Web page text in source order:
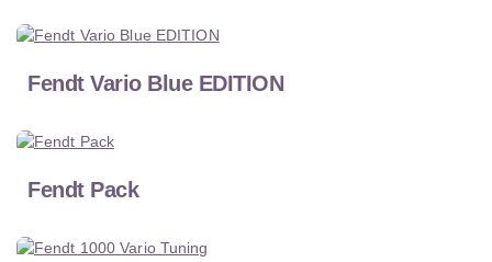
Fendt Vario Blue EDITION
Fendt Pack